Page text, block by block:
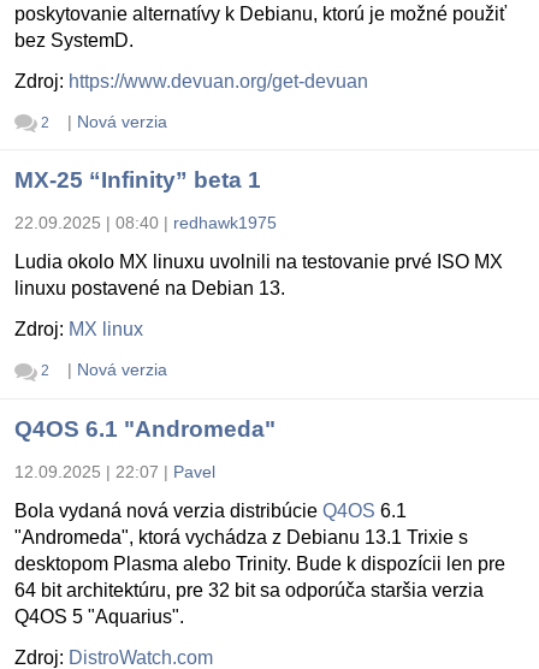
poskytovanie alternatívy k Debianu, ktorú je možné použiť
bez SystemD.
Zdroj: https://www.devuan.org/get-devuan
2 | Nová verzia
MX-25 “Infinity” beta 1
22.09.2025 | 08:40 | redhawk1975
Ludia okolo MX linuxu uvolnili na testovanie prvé ISO MX
linuxu postavené na Debian 13.
Zdroj: MX linux
2 | Nová verzia
Q4OS 6.1 "Andromeda"
12.09.2025 | 22:07 | Pavel
Bola vydaná nová verzia distribúcie Q4OS 6.1
"Andromeda", ktorá vychádza z Debianu 13.1 Trixie s
desktopom Plasma alebo Trinity. Bude k dispozícii len pre
64 bit architektúru, pre 32 bit sa odporúča staršia verzia
Q4OS 5 "Aquarius".
Zdroj: DistroWatch.com